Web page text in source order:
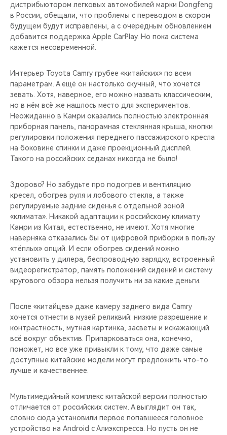
дистрибьютором легковых автомобилей марки Dongfeng
в России, обещали, что проблемы с переводом в скором
будущем будут исправлены, а с очередным обновлением
добавится поддержка Apple CarPlay. Но пока система
кажется несовременной.
Интерьер Toyota Camry грубее «китайских» по всем
параметрам. А ещё он настолько скучный, что хочется
зевать. Хотя, наверное, его можно назвать классическим,
но в нём всё же нашлось место для экспериментов.
Неожиданно в Камри оказались полностью электронная
приборная панель, панорамная стеклянная крыша, кнопки
регулировки положения переднего пассажирского кресла
на боковине спинки и даже проекционный дисплей.
Такого на российских седанах никогда не было!
Здорово? Но забудьте про подогрев и вентиляцию
кресел, обогрев руля и лобового стекла, а также
регулируемые задние сиденья с отдельной зоной
«климата». Никакой адаптации к российскому климату
Камри из Китая, естественно, не имеют. Хотя многие
наверняка отказались бы от цифровой приборки в пользу
«тёплых» опций. И если обогрев сидений можно
установить у дилера, беспроводную зарядку, встроенный
видеорегистратор, память положений сидений и систему
кругового обзора нельзя получить ни за какие деньги.
После «китайцев» даже камеру заднего вида Camry
хочется отнести в музей реликвий: низкие разрешение и
контрастность, мутная картинка, засветы и искажающий
всё вокруг объектив. Припарковаться она, конечно,
поможет, но все уже привыкли к тому, что даже самые
доступные китайские модели могут предложить что-то
лучше и качественнее.
Мультимедийный комплекс китайской версии полностью
отличается от российских систем. А выглядит он так,
словно сюда установили первое попавшееся головное
устройство на Android с Алиэкспресса. Но пусть он не